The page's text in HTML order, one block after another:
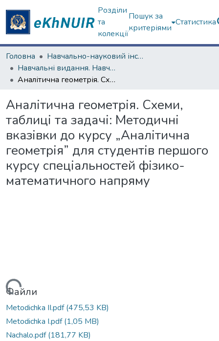
Розділи
та
колекції
Пошук за
критеріями
Статистика
Головна
Навчально-науковий інститут комп’ютерної фізики та енергетики (Фізико-енергетичний факультет)
Навчальні видання. Навчально-науковий інститут комп’ютерної фізики та енергетики
Аналітична геометрія. Схеми, таблиці та задачі: Методичні вказівки до курсу „Аналітична геометрія” для студентів першого курсу спеціальностей фізико-математичного напряму
Аналітична геометрія. Схеми,
таблиці та задачі: Методичні
вказівки до курсу „Аналітична
геометрія” для студентів першого
курсу спеціальностей фізико-
математичного напряму
Файли
Metodichka II.pdf(475,53 KB)
Metodichka I.pdf(1,05 MB)
Nachalo.pdf(181,77 KB)